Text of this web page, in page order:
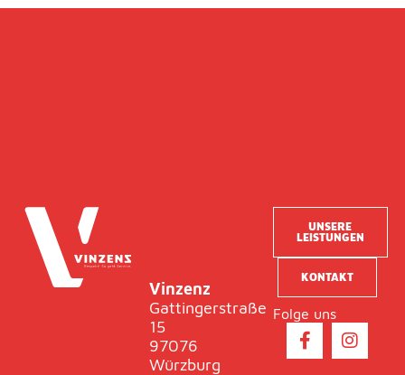
Vinzenz
Gattingerstraße
15
97076
Würzburg
UNSERE
LEISTUNGEN
KONTAKT
Folge uns
F
a
I
n